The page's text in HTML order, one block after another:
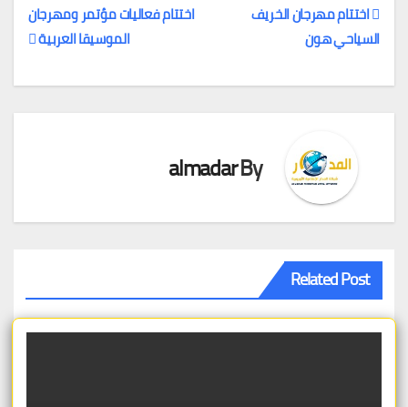
تصفّح
المقالات
اختتام فعاليات مؤتمر ومهرجان
الموسيقا العربية
اختتام مهرجان الخريف
السياحي هون
By
almadar
Related Post